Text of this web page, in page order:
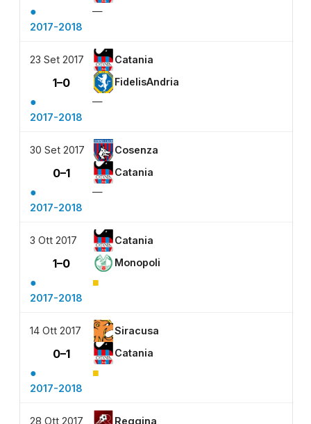
●
—
2017-2018
23 Set 2017 Catania
1–0 FidelisAndria
●
—
2017-2018
30 Set 2017 Cosenza
0–1 Catania
●
—
2017-2018
3 Ott 2017 Catania
1–0 Monopoli
● ■
2017-2018
14 Ott 2017 Siracusa
0–1 Catania
● ■
2017-2018
28 Ott 2017 Reggina